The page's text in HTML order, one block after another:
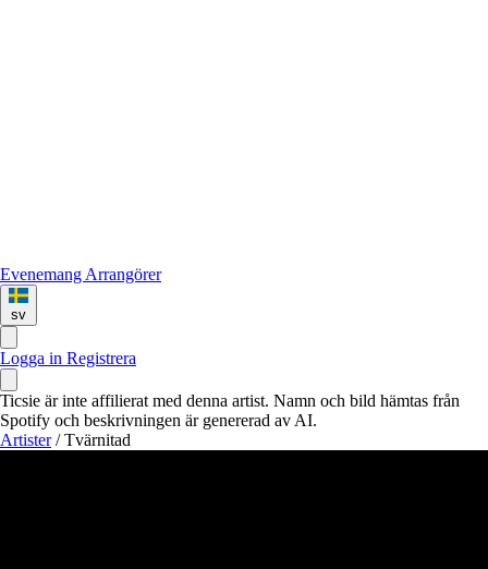
Evenemang Arrangörer
sv
Logga in Registrera
Ticsie är inte affilierat med denna artist. Namn och bild hämtas från
Spotify och beskrivningen är genererad av AI.
Artister / Tvärnitad